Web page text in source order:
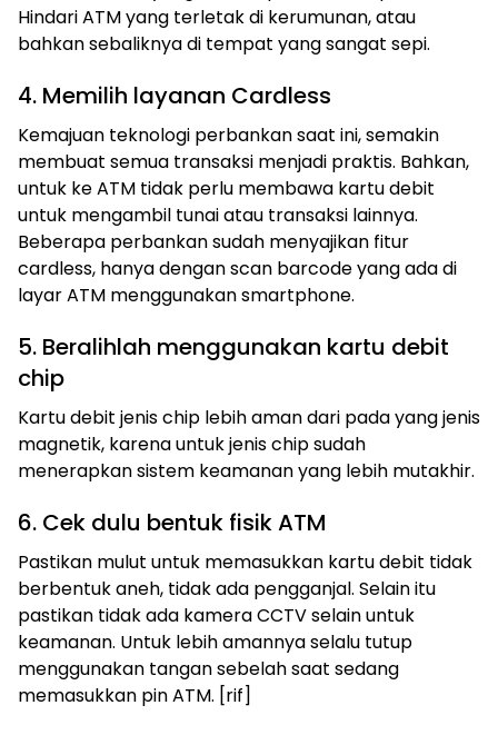
Hindari ATM yang terletak di kerumunan, atau
bahkan sebaliknya di tempat yang sangat sepi.
4. Memilih layanan Cardless
Kemajuan teknologi perbankan saat ini, semakin
membuat semua transaksi menjadi praktis. Bahkan,
untuk ke ATM tidak perlu membawa kartu debit
untuk mengambil tunai atau transaksi lainnya.
Beberapa perbankan sudah menyajikan fitur
cardless, hanya dengan scan barcode yang ada di
layar ATM menggunakan smartphone.
5. Beralihlah menggunakan kartu debit
chip
Kartu debit jenis chip lebih aman dari pada yang jenis
magnetik, karena untuk jenis chip sudah
menerapkan sistem keamanan yang lebih mutakhir.
6. Cek dulu bentuk fisik ATM
Pastikan mulut untuk memasukkan kartu debit tidak
berbentuk aneh, tidak ada pengganjal. Selain itu
pastikan tidak ada kamera CCTV selain untuk
keamanan. Untuk lebih amannya selalu tutup
menggunakan tangan sebelah saat sedang
memasukkan pin ATM. [rif]